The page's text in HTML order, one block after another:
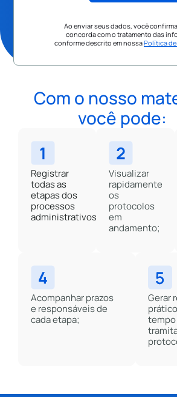
Ao enviar seus dados, você
concorda com o tratamento das
conforme descrito em nossaPolítica
Com o nosso
você pode:
Registrar
todas as
etapas dos
processos
administrativos;
Visualizar
rapidamente
os
protocolos
em
andamento;
Acompanhar prazos
e responsáveis de
cada etapa;
Gerar
tempo